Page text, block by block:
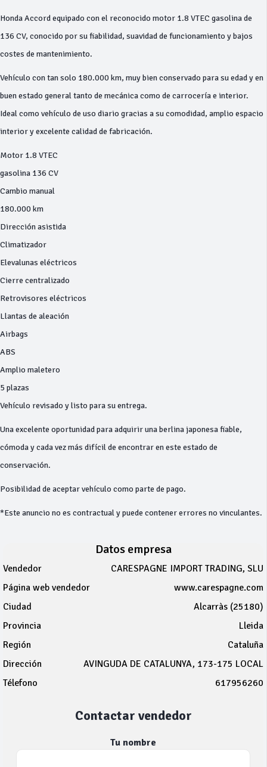
Honda Accord equipado con el reconocido motor 1.8 VTEC gasolina de
136 CV, conocido por su fiabilidad, suavidad de funcionamiento y bajos
costes de mantenimiento.
Vehículo con tan solo 180.000 km, muy bien conservado para su edad y en
buen estado general tanto de mecánica como de carrocería e interior.
Ideal como vehículo de uso diario gracias a su comodidad, amplio espacio
interior y excelente calidad de fabricación.
Motor 1.8 VTEC
gasolina 136 CV
Cambio manual
180.000 km
Dirección asistida
Climatizador
Elevalunas eléctricos
Cierre centralizado
Retrovisores eléctricos
Llantas de aleación
Airbags
ABS
Amplio maletero
5 plazas
Vehículo revisado y listo para su entrega.
Una excelente oportunidad para adquirir una berlina japonesa fiable,
cómoda y cada vez más difícil de encontrar en este estado de
conservación.
Posibilidad de aceptar vehículo como parte de pago.
*Este anuncio no es contractual y puede contener errores no vinculantes.
Datos empresa
Vendedor
CARESPAGNE IMPORT TRADING, SLU
Página web vendedor
www.carespagne.com
Ciudad
Alcarràs (25180)
Provincia
Lleida
Región
Cataluña
Dirección
AVINGUDA DE CATALUNYA, 173-175 LOCAL
Télefono
617956260
Contactar vendedor
Tu nombre